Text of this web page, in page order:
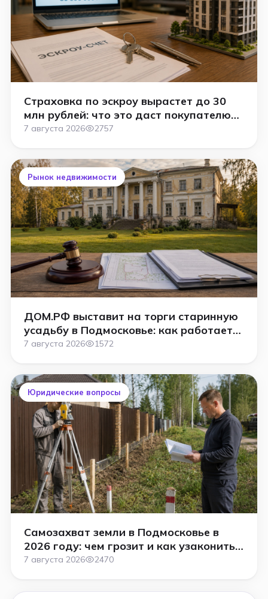
Страховка по эскроу вырастет до 30
млн рублей: что это даст покупателю
новостройки
7 августа 2026 2757
Рынок недвижимости
ДОМ.РФ выставит на торги старинную
усадьбу в Подмосковье: как работает
аукцион
7 августа 2026 1572
Юридические вопросы
Самозахват земли в Подмосковье в
2026 году: чем грозит и как узаконить
участок
7 августа 2026 2470